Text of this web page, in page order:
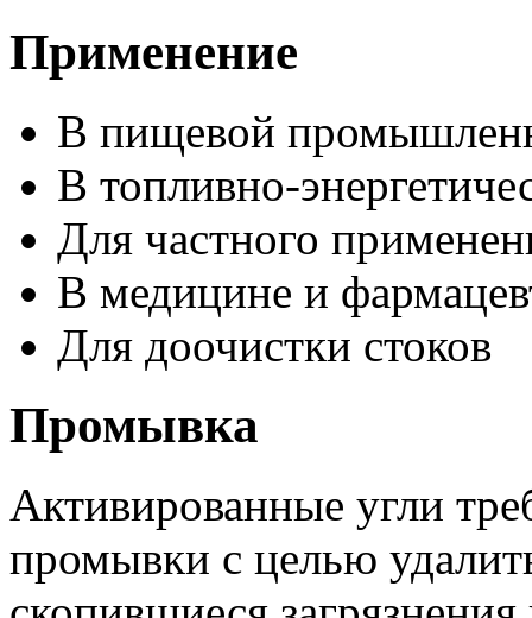
Применение
В пищевой
В топливно-
Для частного
В медицине и
Для доочистки стоков
Промывка
Активированные угли
промывки с целью